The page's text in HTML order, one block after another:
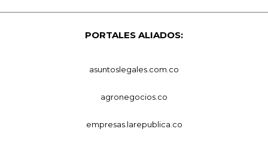
PORTALES ALIADOS:
asuntoslegales.com.co
agronegocios.co
empresas.larepublica.co